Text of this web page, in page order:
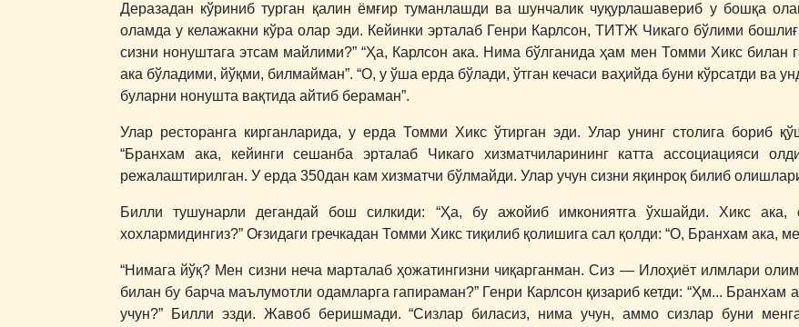
Деразадан кўриниб турган қалин ёмғир туманлашди ва шунчалик чуқурлашавериб у бошқа
оламда у келажакни кўра олар эди. Кейинки эрталаб Генри Карлсон, ТИТЖ Чикаго бўлими
сизни нонуштага этсам майлими?” “Ҳа, Карлсон ака. Нима бўлганида ҳам мен Томми Хикс билан
ака бўладими, йўқми, билмайман”. “О, у ўша ерда бўлади, ўтган кечаси ваҳийда буни кўрсатди ва
буларни нонушта вақтида айтиб бераман”.
Улар ресторанга кирганларида, у ерда Томми Хикс ўтирган эди. Улар унинг столига бориб
“Бранхам ака, кейинги сешанба эрталаб Чикаго хизматчиларининг катта ассоциацияси
режалаштирилган. У ерда 350дан кам хизматчи бўлмайди. Улар учун сизни яқинроқ билиб
Билли тушунарли дегандай бош силкиди: “Ҳа, бу ажойиб имкониятга ўхшайди. Хикс
хохлармидингиз?” Оғзидаги гречкадан Томми Хикс тиқилиб қолишига сал қолди: “О, Бранхам ака,
“Нимага йўқ? Мен сизни неча марталаб ҳожатингизни чиқарганман. Сиз ― Илоҳиёт илмлари
билан бу барча маълумотли одамларга гапираман?” Генри Карлсон қизариб кетди: “Ҳм... Бранхам
учун?” Билли эзди. Жавоб беришмади. “Сизлар биласиз, нима учун, аммо сизлар буни